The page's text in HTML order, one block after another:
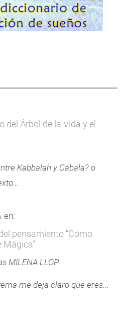
del Árbol de la Vida y el
Kabbalah y Cábala? o
en:
pensamiento “Cómo
Mágica"
MILENA LLOP
me deja claro que eres...